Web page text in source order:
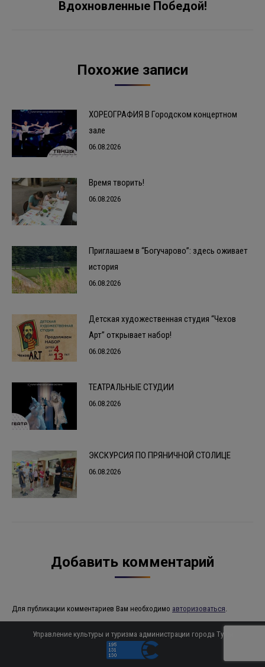
Следующая
Вдохновленные Победой!
Похожие записи
ХОРЕОГРАФИЯ В Городском концертном
зале
06.08.2026
Время творить!
06.08.2026
Приглашаем в “Богучарово”: здесь оживает
история
06.08.2026
Детская художественная студия “Чехов
Арт” открывает набор!
06.08.2026
ТЕАТРАЛЬНЫЕ СТУДИИ
06.08.2026
ЭКСКУРСИЯ ПО ПРЯНИЧНОЙ СТОЛИЦЕ
06.08.2026
Добавить комментарий
Для публикации комментариев Вам необходимо авторизоваться.
Управление культуры и туризма администрации города Тулы